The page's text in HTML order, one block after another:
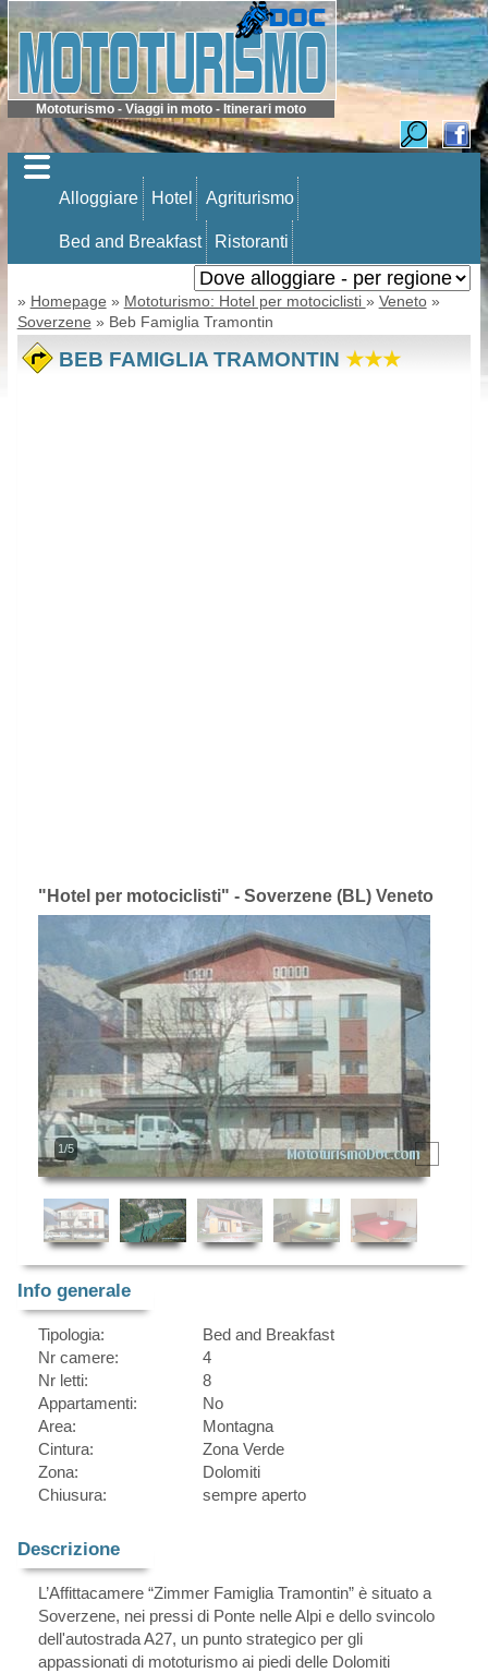
Mototurismo - Viaggi in moto - Itinerari moto
Alloggiare Hotel Agriturismo
Bed and Breakfast Ristoranti
» Homepage » Mototurismo: Hotel per motociclisti » Veneto»
Soverzene » Beb Famiglia Tramontin
BEB FAMIGLIA TRAMONTIN ★★★
"Hotel per motociclisti" - Soverzene (BL) Veneto
1/5
Info generale
Tipologia:
Nr camere:
Nr letti:
Appartamenti:
Area:
Cintura:
Zona:
Chiusura:
Bed and Breakfast
4
8
No
Montagna
Zona Verde
Dolomiti
sempre aperto
Descrizione
L’Affittacamere “Zimmer Famiglia Tramontin” è situato a
Soverzene, nei pressi di Ponte nelle Alpi e dello svincolo
dell'autostrada A27, un punto strategico per gli
appassionati di mototurismo ai piedi delle Dolomiti